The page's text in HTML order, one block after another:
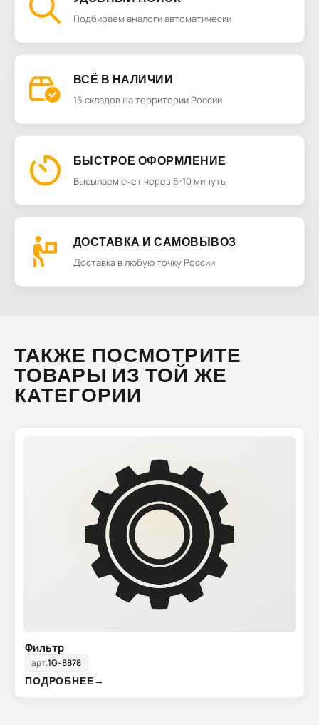
Подбираем аналоги автоматически
ВСЁ В НАЛИЧИИ
15 складов на территории России
БЫСТРОЕ ОФОРМЛЕНИЕ
Высылаем счет через 5-10 минуты
ДОСТАВКА И САМОВЫВОЗ
Доставка в любую точку России
ТАКЖЕ ПОСМОТРИТЕ
ТОВАРЫ ИЗ ТОЙ ЖЕ
КАТЕГОРИИ
Фильтр
арт.1G-8878
ПОДРОБНЕЕ→